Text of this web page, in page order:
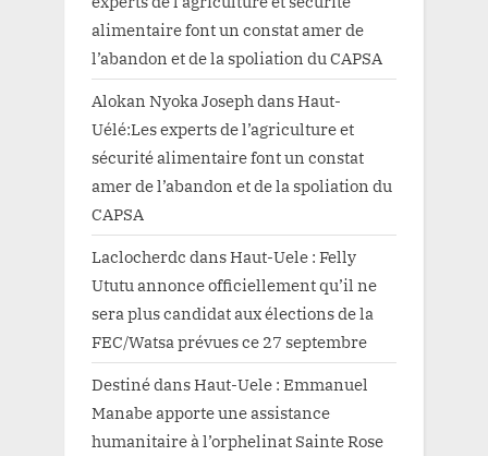
alimentaire font un constat amer de
l’abandon et de la spoliation du CAPSA
Alokan Nyoka Joseph dansHaut-
Uélé:Les experts de l’agriculture et
sécurité alimentaire font un constat
amer de l’abandon et de la spoliation du
CAPSA
Laclocherdc dansHaut-Uele : Felly
Ututu annonce officiellement qu’il ne
sera plus candidat aux élections de la
FEC/Watsa prévues ce 27 septembre
DestinédansHaut-Uele : Emmanuel
Manabe apporte une assistance
humanitaire à l’orphelinat Sainte Rose